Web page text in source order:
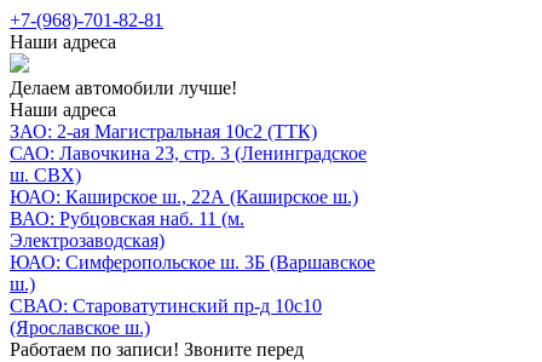
+7-(968)-701-82-81
Наши адреса
Делаем автомобили лучше!
Наши адреса
ЗАО: 2-ая Магистральная 10с2 (ТТК)
САО: Лавочкина 23, стр. 3 (Ленинградское
ш. СВХ)
ЮАО: Каширское ш., 22А (Каширское ш.)
ВАО: Рубцовская наб. 11 (м.
Электрозаводская)
ЮАО: Симферопольское ш. 3Б (Варшавское
ш.)
СВАО: Староватутинский пр-д 10с10
(Ярославское ш.)
Работаем по записи! Звоните перед